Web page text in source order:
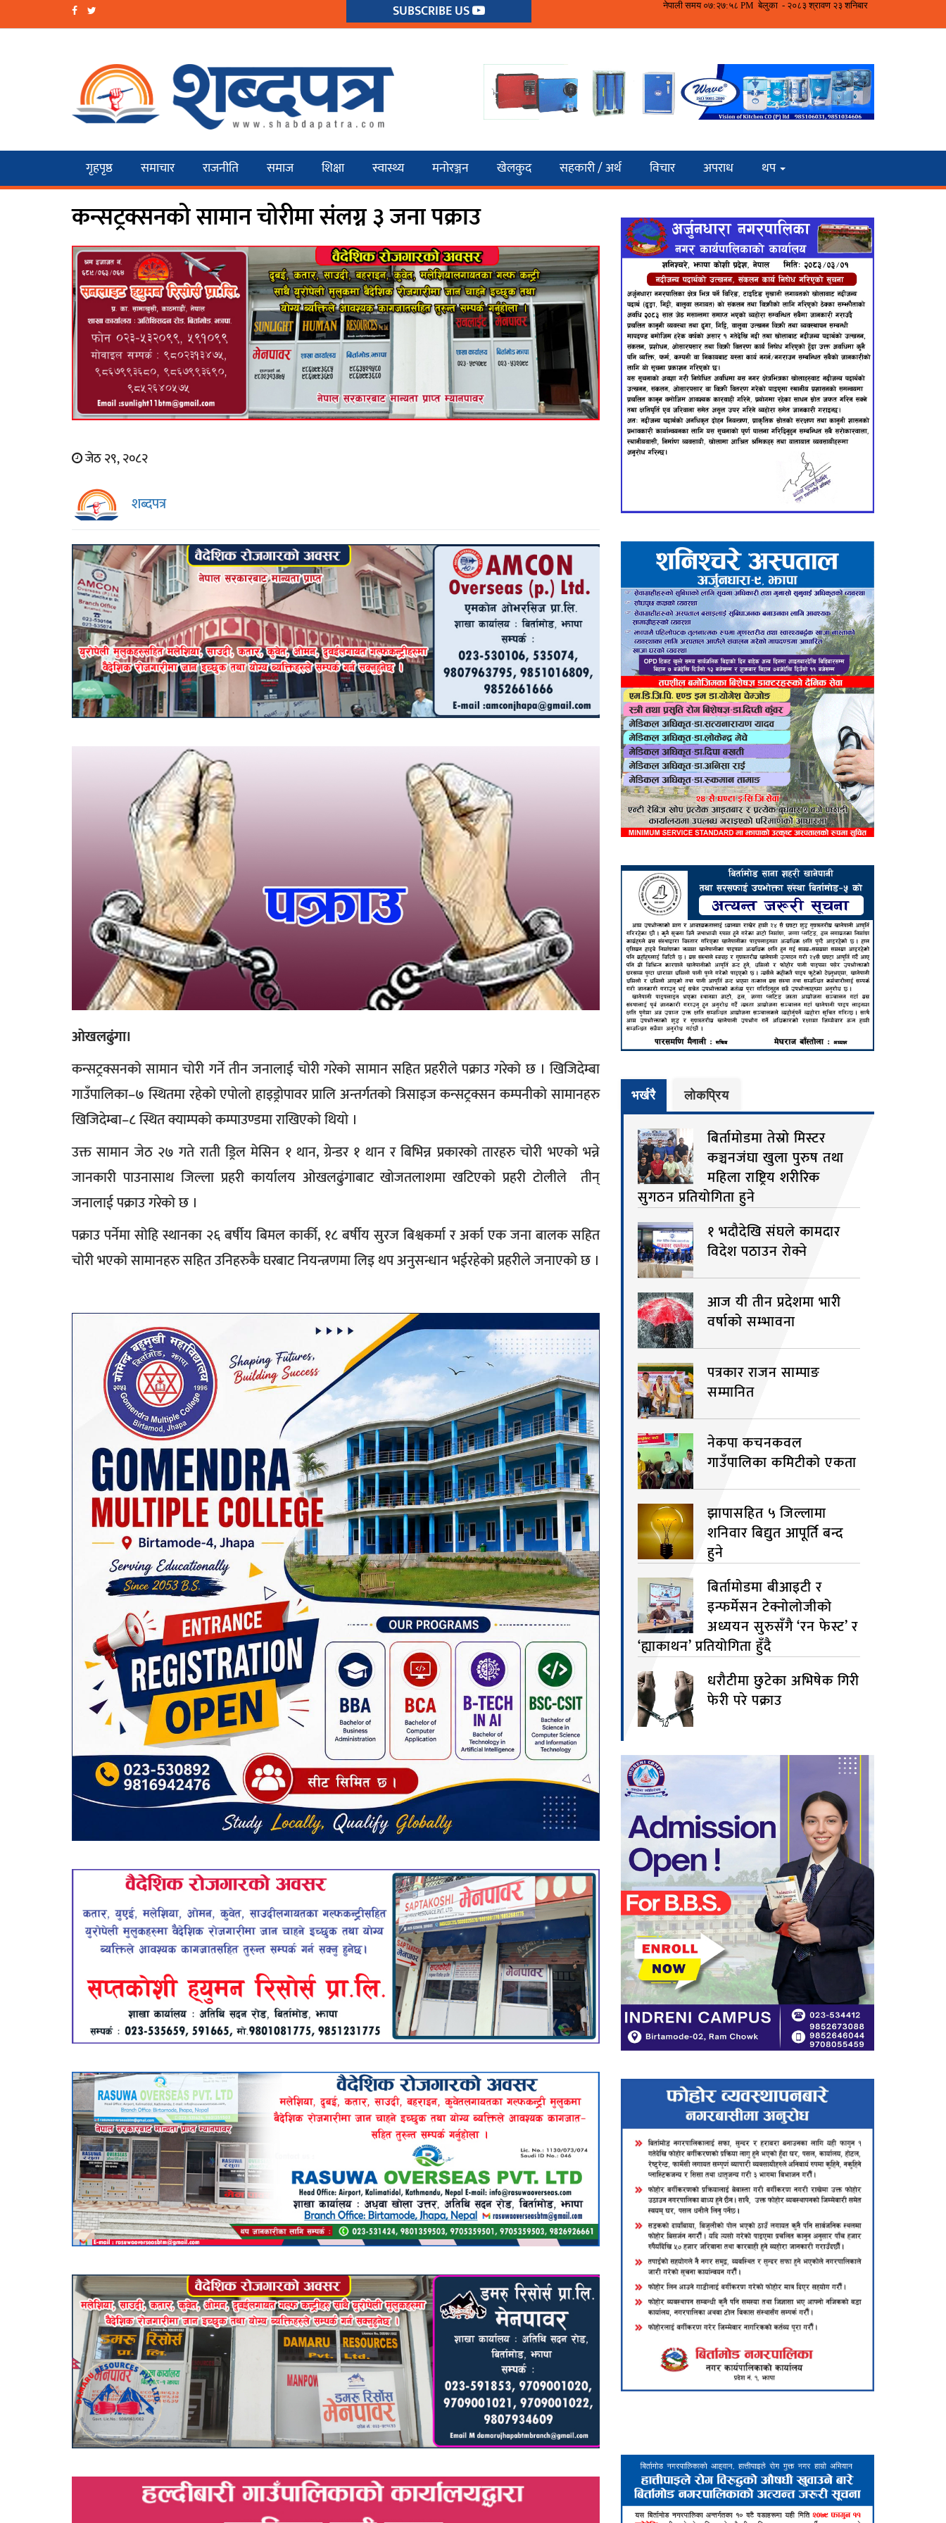
SUBSCRIBE US
गृहपृष्ठ समाचार राजनीति समाज शिक्षा स्वास्थ्य मनोरञ्जन खेलकुद सहकारी / अर्थ विचार अपराध थप
कन्सट्रक्सनको सामान चोरीमा संलग्न ३ जना पक्राउ
जेठ २९, २०८२
शब्दपत्र
ओखलढुंगा।
कन्सट्रक्सनको सामान चोरी गर्ने तीन जनालाई चोरी गरेको सामान सहित प्रहरीले पक्राउ गरेको छ । खिजिदेम्बा
गाउँपालिका–७ स्थितमा रहेको एपोलो हाइड्रोपावर प्रालि अन्तर्गतको त्रिसाइज कन्सट्रक्सन कम्पनीको सामानहरु
खिजिदेम्बा–८ स्थित क्याम्पको कम्पाउण्डमा राखिएको थियो ।
उक्त सामान जेठ २७ गते राती ड्रिल मेसिन १ थान, ग्रेन्डर १ थान र बिभिन्न प्रकारको तारहरु चोरी भएको भन्ने
जानकारी पाउनासाथ जिल्ला प्रहरी कार्यालय ओखलढुंगाबाट खोजतलाशमा खटिएको प्रहरी टोलीले तीन्
जनालाई पक्राउ गरेको छ ।
पक्राउ पर्नेमा सोहि स्थानका २६ बर्षीय बिमल कार्की, १८ बर्षीय सुरज बिश्वकर्मा र अर्का एक जना बालक सहित
चोरी भएको सामानहरु सहित उनिहरुकै घरबाट नियन्त्रणमा लिइ थप अनुसन्धान भईरहेको प्रहरीले जनाएको छ ।
भर्खरै लाेकप्रिय
बिर्तामोडमा तेस्रो मिस्टर
कञ्चनजंघा खुला पुरुष तथा
महिला राष्ट्रिय शरीरिक
सुगठन प्रतियोगिता हुने
१ भदौदेखि संघले कामदार
विदेश पठाउन रोक्ने
आज यी तीन प्रदेशमा भारी
वर्षाको सम्भावना
पत्रकार राजन साम्पाङ
सम्मानित
नेकपा कचनकवल
गाउँपालिका कमिटीको एकता
झापासहित ५ जिल्लामा
शनिवार बिद्युत आपूर्ति बन्द
हुने
बिर्तामोडमा बीआइटी र
इन्फर्मेसन टेक्नोलोजीको
अध्ययन सुरुसँगै ‘रन फेस्ट’ र
‘ह्याकाथन’ प्रतियोगिता हुँदै
धरौटीमा छुटेका अभिषेक गिरी
फेरी परे पक्राउ